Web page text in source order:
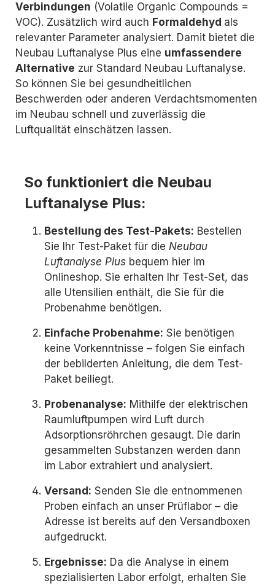
Verbindungen (Volatile Organic Compounds =
VOC). Zusätzlich wird auch Formaldehyd als
relevanter Parameter analysiert. Damit bietet die
Neubau Luftanalyse Plus eine umfassendere
Alternative zur Standard Neubau Luftanalyse.
So können Sie bei gesundheitlichen
Beschwerden oder anderen Verdachtsmomenten
im Neubau schnell und zuverlässig die
Luftqualität einschätzen lassen.
So funktioniert die Neubau
Luftanalyse Plus:
Bestellung des Test-Pakets: Bestellen
Sie Ihr Test-Paket für die Neubau
Luftanalyse Plus bequem hier im
Onlineshop. Sie erhalten Ihr Test-Set, das
alle Utensilien enthält, die Sie für die
Probenahme benötigen.
Einfache Probenahme: Sie benötigen
keine Vorkenntnisse – folgen Sie einfach
der bebilderten Anleitung, die dem Test-
Paket beiliegt.
Probenanalyse: Mithilfe der elektrischen
Raumluftpumpen wird Luft durch
Adsorptionsröhrchen gesaugt. Die darin
gesammelten Substanzen werden dann
im Labor extrahiert und analysiert.
Versand: Senden Sie die entnommenen
Proben einfach an unser Prüflabor – die
Adresse ist bereits auf den Versandboxen
aufgedruckt.
Ergebnisse: Da die Analyse in einem
spezialisierten Labor erfolgt, erhalten Sie